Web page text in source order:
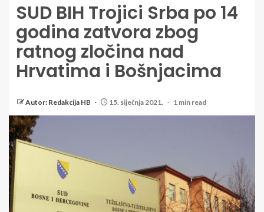
SUD BIH Trojici Srba po 14
godina zatvora zbog
ratnog zločina nad
Hrvatima i Bošnjacima
Autor: Redakcija HB 15. siječnja 2021. 1 min read